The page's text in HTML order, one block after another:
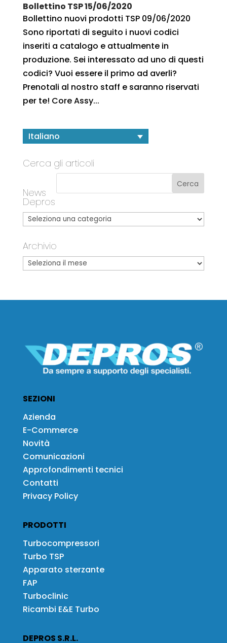
Bollettino TSP 15/06/2020
Bollettino nuovi prodotti TSP 09/06/2020
Sono riportati di seguito i nuovi codici
inseriti a catalogo e attualmente in
produzione. Sei interessato ad uno di questi
codici? Vuoi essere il primo ad averli?
Prenotali al nostro staff e saranno riservati
per te! Core Assy...
Italiano
Cerca gli articoli
News
Depros
Archivio
SEZIONI
Azienda
E-Commerce
Novità
Comunicazioni
Approfondimenti tecnici
Contatti
Privacy Policy
PRODOTTI
Turbocompressori
Turbo TSP
Apparato sterzante
FAP
Turboclinic
Ricambi E&E Turbo
DEPROS S.R.L.